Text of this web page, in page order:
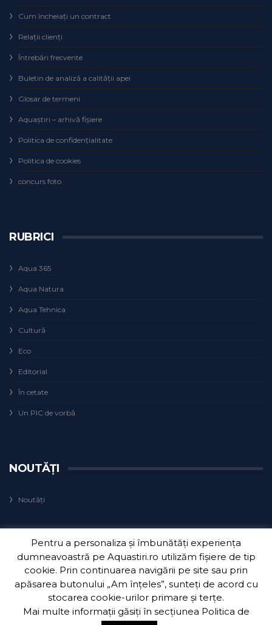
Cum încheiaţi un contract
Relaţii clienţi
Întrebări frecvente
Buletin de analiză a calităţii apei
Glosar de termeni
Aquaștiri – arhivă fișiere
Politica de confidențialitate
Politica de cookies
concurs foto
RUBRICI
Aqua 365
Aqua Natura
Aqua Tehnica
Cultură
Eco
Editorial
În cetate
Un PIC de vorbă
NOUTĂȚI
Noutăți
Copyright 2018 Aquatim S.A.| Dezvoltat de 3Waves Net
Pentru a personaliza și îmbunătăți experiența
dumneavoastră pe Aquastiri.ro utilizăm fișiere de tip
cookie. Prin continuarea navigării pe site sau prin
apăsarea butonului „Am înțeles”, sunteți de acord cu
stocarea cookie-urilor primare și terțe.
Mai multe informații găsiți în secțiunea Politica de